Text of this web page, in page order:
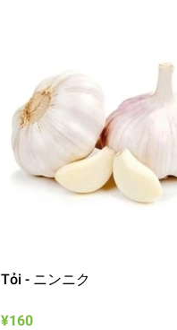
Tỏi - ニンニク
¥160